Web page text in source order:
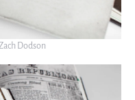
Dodson